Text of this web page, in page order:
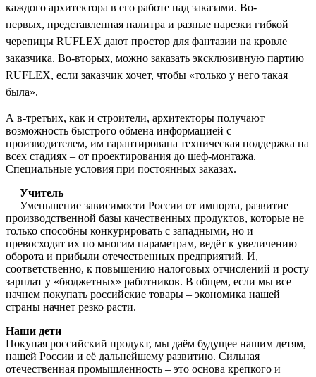
каждого архитектора в его работе над заказами. Во-
первых, представленная палитра и разные нарезки гибкой
черепицы RUFLEX дают простор для фантазии на кровле
заказчика. Во-вторых, можно заказать эксклюзивную партию
RUFLEX, если заказчик хочет, чтобы «только у него такая
была».
А в-третьих, как и строители, архитекторы получают
возможность быстрого обмена информацией с
производителем, им гарантирована техническая поддержка на
всех стадиях – от проектирования до шеф-монтажа.
Специальные условия при постоянных заказах.
Учитель
Уменьшение зависимости России от импорта, развитие
производственной базы качественных продуктов, которые не
только способны конкурировать с западными, но и
превосходят их по многим параметрам, ведёт к увеличению
оборота и прибыли отечественных предприятий. И,
соответственно, к повышению налоговых отчислений и росту
зарплат у «бюджетных» работников. В общем, если мы все
начнем покупать российские товары – экономика нашей
страны начнет резко расти.
Наши дети
Покупая российский продукт, мы даём будущее нашим детям,
нашей России и её дальнейшему развитию. Сильная
отечественная промышленность – это основа крепкого и